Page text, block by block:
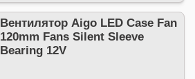
Вентилятор Aigo LED Case Fan
120mm Fans Silent Sleeve
Bearing 12V